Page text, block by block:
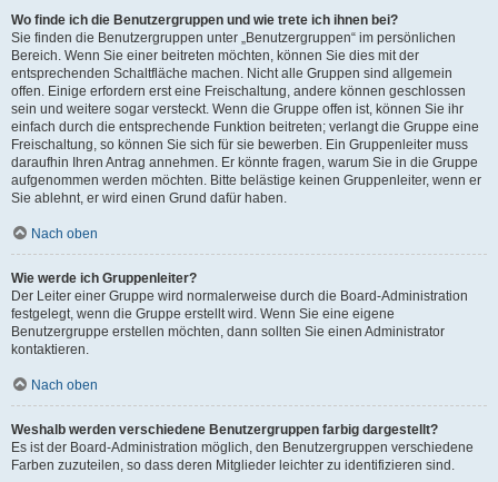
Wo finde ich die Benutzergruppen und wie trete ich ihnen bei?
Sie finden die Benutzergruppen unter „Benutzergruppen“ im persönlichen
Bereich. Wenn Sie einer beitreten möchten, können Sie dies mit der
entsprechenden Schaltfläche machen. Nicht alle Gruppen sind allgemein
offen. Einige erfordern erst eine Freischaltung, andere können geschlossen
sein und weitere sogar versteckt. Wenn die Gruppe offen ist, können Sie ihr
einfach durch die entsprechende Funktion beitreten; verlangt die Gruppe eine
Freischaltung, so können Sie sich für sie bewerben. Ein Gruppenleiter muss
daraufhin Ihren Antrag annehmen. Er könnte fragen, warum Sie in die Gruppe
aufgenommen werden möchten. Bitte belästige keinen Gruppenleiter, wenn er
Sie ablehnt, er wird einen Grund dafür haben.
Nach oben
Wie werde ich Gruppenleiter?
Der Leiter einer Gruppe wird normalerweise durch die Board-Administration
festgelegt, wenn die Gruppe erstellt wird. Wenn Sie eine eigene
Benutzergruppe erstellen möchten, dann sollten Sie einen Administrator
kontaktieren.
Nach oben
Weshalb werden verschiedene Benutzergruppen farbig dargestellt?
Es ist der Board-Administration möglich, den Benutzergruppen verschiedene
Farben zuzuteilen, so dass deren Mitglieder leichter zu identifizieren sind.